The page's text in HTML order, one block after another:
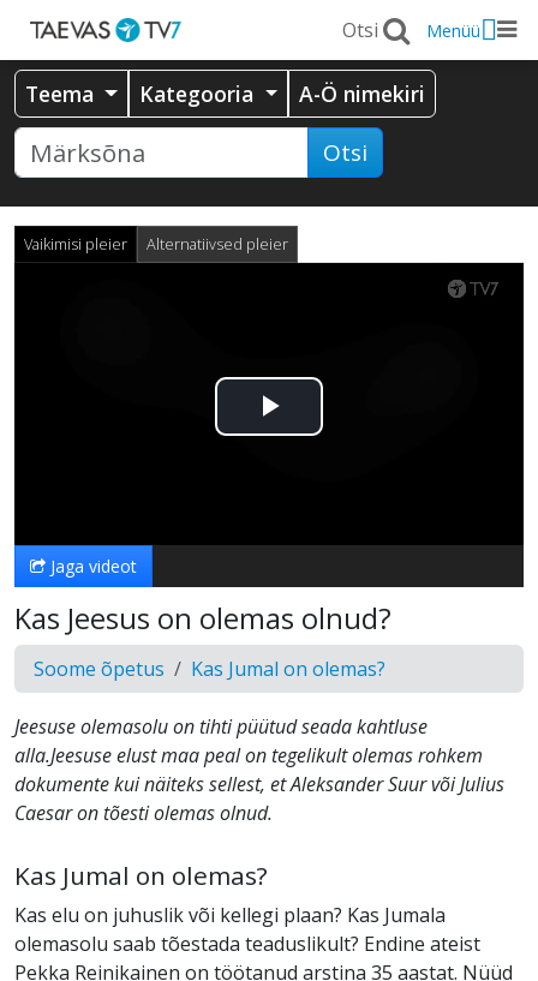
Menüü
Teema Kategooria A-Ö nimekiri
Otsi
Vaikimisi pleier Alternatiivsed pleier
Esita
Jaga videot
Kas Jeesus on olemas olnud?
Soome õpetus Kas Jumal on olemas?
Jeesuse olemasolu on tihti püütud seada kahtluse
alla.Jeesuse elust maa peal on tegelikult olemas rohkem
dokumente kui näiteks sellest, et Aleksander Suur või Julius
Caesar on tõesti olemas olnud.
Kas Jumal on olemas?
Kas elu on juhuslik või kellegi plaan? Kas Jumala
olemasolu saab tõestada teaduslikult? Endine ateist
Pekka Reinikainen on töötanud arstina 35 aastat. Nüüd